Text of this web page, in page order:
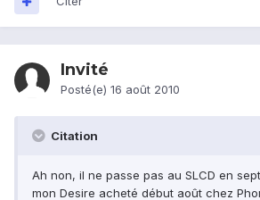
Invité
Posté(e) 16 août 2010
Citation
Ah non, il ne passe pas au SLCD en
mon Desire acheté début août chez